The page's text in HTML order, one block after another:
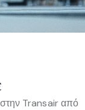
Transair από